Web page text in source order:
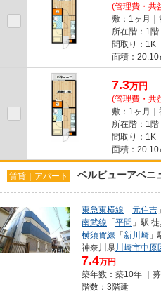
(管理費・共
敷：1ヶ月｜
所在階：1階
間取り：1K
面積：20.10
7.3万円
(管理費・共
敷：1ヶ月｜
所在階：1階
間取り：1K
面積：20.10
賃貸｜アパート ベルビューアベニ
東急東横線 「元住吉
南武線 「平間 」駅
横須賀線 「新川崎
神奈川県川崎市中原
7.4万円
築年数：築10年 ｜募
階数：3階建